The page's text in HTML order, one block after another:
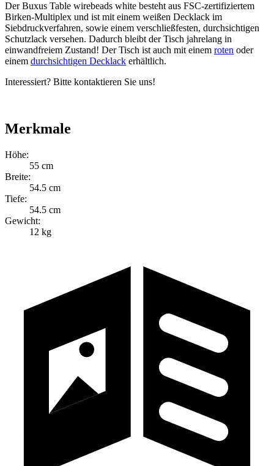
Der Buxus Table wirebeads white besteht aus FSC-zertifiziertem
Birken-Multiplex und ist mit einem weißen Decklack im
Siebdruckverfahren, sowie einem verschließfesten, durchsichtigen
Schutzlack versehen. Dadurch bleibt der Tisch jahrelang in
einwandfreiem Zustand! Der Tisch ist auch mit einem roten oder
einem durchsichtigen Decklack erhältlich.
Interessiert? Bitte kontaktieren Sie uns!
Merkmale
Höhe:
55 cm
Breite:
54.5 cm
Tiefe:
54.5 cm
Gewicht:
12 kg